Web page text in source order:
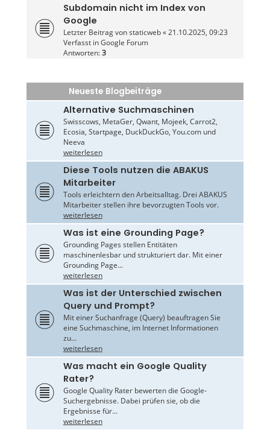
Subdomain nicht im Index von
Google
Letzter Beitrag vonstaticweb«21.10.2025, 09:23
Verfasst inGoogle Forum
Antworten:3
Neueste Blogbeiträge
Alternative Suchmaschinen
Swisscows, MetaGer, Qwant, Mojeek, Carrot2,
Ecosia, Startpage, DuckDuckGo, You.com und
Neeva
weiterlesen
Diese Tools nutzen die ABAKUS
Mitarbeiter
Tools erleichtern den Arbeitsalltag. Drei ABAKUS
Mitarbeiter stellen ihre bevorzugten Tools vor.
weiterlesen
Was ist eine Grounding Page?
Grounding Pages stellen Entitäten
maschinenlesbar und strukturiert dar. Mit einer
Grounding Page...
weiterlesen
Was ist der Unterschied zwischen
Query und Prompt?
Mit einer Suchanfrage (Query) beauftragen Sie
eine Suchmaschine, im Internet Informationen
zu...
weiterlesen
Was macht ein Google Quality
Rater?
Google Quality Rater bewerten die Google-
Suchergebnisse. Dabei prüfen sie, ob die
Ergebnisse für...
weiterlesen